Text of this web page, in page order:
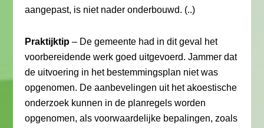
aangepast, is niet nader onderbouwd. (..)
Praktijktip – De gemeente had in dit geval het
voorbereidende werk goed uitgevoerd. Jammer dat
de uitvoering in het bestemmingsplan niet was
opgenomen. De aanbevelingen uit het akoestische
onderzoek kunnen in de planregels worden
opgenomen, als voorwaardelijke bepalingen, zoals